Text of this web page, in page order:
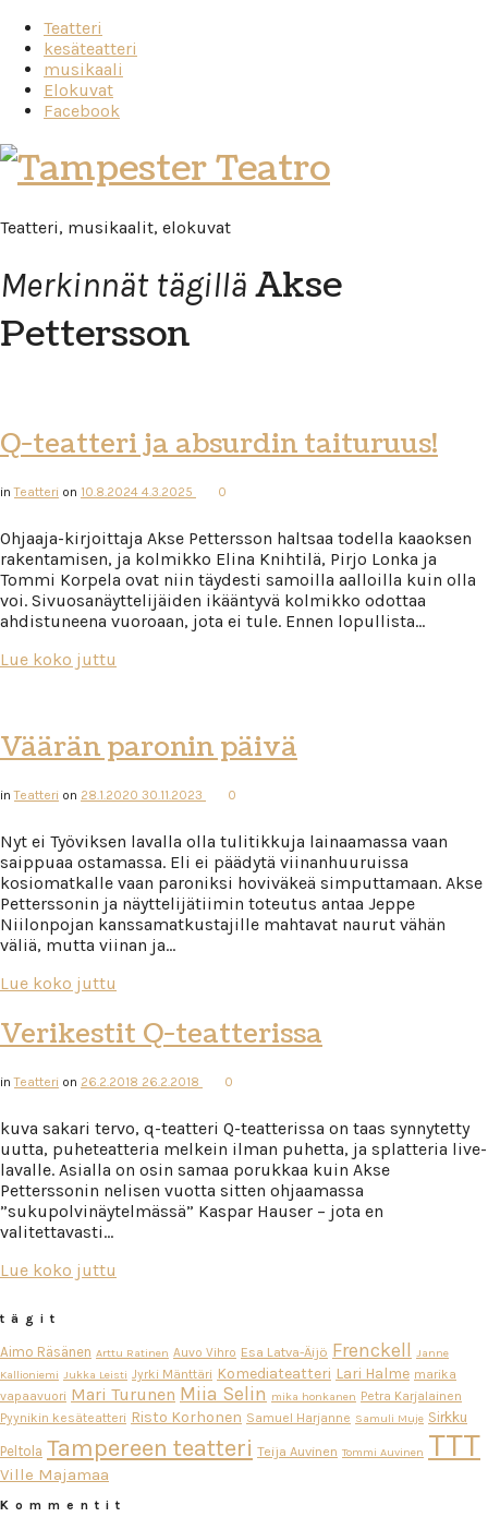
Teatteri
kesäteatteri
musikaali
Elokuvat
Facebook
Tampester
Teatro
Teatteri, musikaalit, elokuvat
Merkinnät tägillä Akse
Pettersson
Q-teatteri ja absurdin taituruus!
inTeatteri on 10.8.2024 4.3.2025 0
Ohjaaja-kirjoittaja Akse Pettersson haltsaa todella kaaoksen
rakentamisen, ja kolmikko Elina Knihtilä, Pirjo Lonka ja
Tommi Korpela ovat niin täydesti samoilla aalloilla kuin olla
voi. Sivuosanäyttelijäiden ikääntyvä kolmikko odottaa
ahdistuneena vuoroaan, jota ei tule. Ennen lopullista…
Lue koko juttu
Väärän paronin päivä
inTeatteri on 28.1.2020 30.11.2023 0
Nyt ei Työviksen lavalla olla tulitikkuja lainaamassa vaan
saippuaa ostamassa. Eli ei päädytä viinanhuuruissa
kosiomatkalle vaan paroniksi hoviväkeä simputtamaan. Akse
Petterssonin ja näyttelijätiimin toteutus antaa Jeppe
Niilonpojan kanssamatkustajille mahtavat naurut vähän
väliä, mutta viinan ja…
Lue koko juttu
Verikestit Q-teatterissa
inTeatteri on 26.2.2018 26.2.2018 0
kuva sakari tervo, q-teatteri Q-teatterissa on taas synnytetty
uutta, puheteatteria melkein ilman puhetta, ja splatteria live-
lavalle. Asialla on osin samaa porukkaa kuin Akse
Petterssonin nelisen vuotta sitten ohjaamassa
”sukupolvinäytelmässä” Kaspar Hauser – jota en
valitettavasti…
Lue koko juttu
tägit
Aimo Räsänen Arttu Ratinen Auvo Vihro Esa Latva-Äijö Frenckell
Janne
Kallioniemi Jukka Leisti Jyrki Mänttäri Komediateatteri Lari Halme marika
vapaavuori Mari Turunen Miia Selin mika honkanen Petra Karjalainen
Pyynikin kesäteatteri Risto Korhonen Samuel Harjanne Samuli Muje Sirkku
Peltola Tampereen teatteri Teija Auvinen Tommi Auvinen TTT
Ville Majamaa
Kommentit